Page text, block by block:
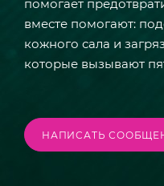
помогает
вместе помогают:
кожного сала и
которые вызывают
НАПИСАТЬ